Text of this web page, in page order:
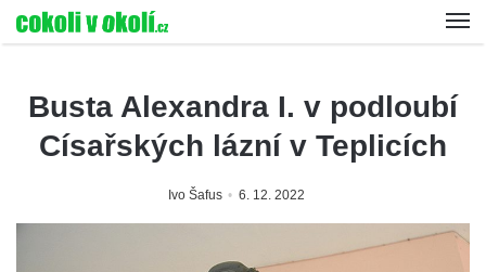
Busta Alexandra I. v podloubí
Císařských lázní v Teplicích
Ivo Šafus 6. 12. 2022